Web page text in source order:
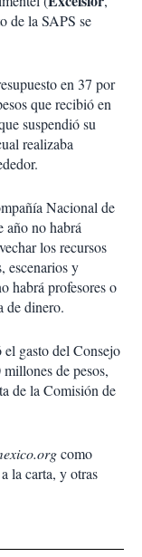
de la SAPS se
en 37 por
que recibió en
suspendió su
realizaba
Nacional de
año no habrá
los recursos
escenarios y
habrá profesores o
de dinero.
gasto del Consejo
de pesos,
de la Comisión de
como
la carta, y otras